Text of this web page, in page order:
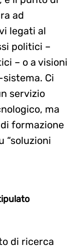
ad
legati al
politici –
– o a visioni
Ci
servizio
ma
formazione
“soluzioni
di ricerca